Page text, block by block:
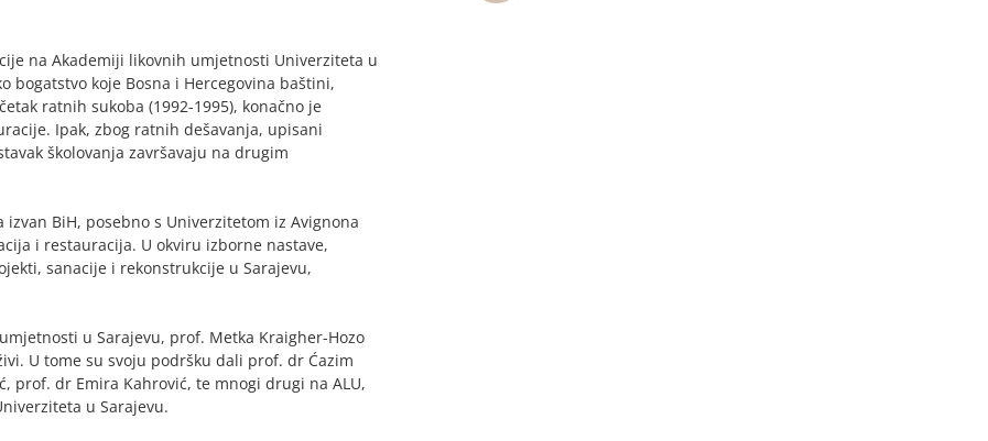
na Akademiji likovnih umjetnosti Univerziteta u
bogatstvo koje Bosna i Hercegovina baštini,
ratnih sukoba (1992-1995), konačno je
Ipak, zbog ratnih dešavanja, upisani
školovanja završavaju na drugim
BiH, posebno s Univerzitetom iz Avignona
i restauracija. U okviru izborne nastave,
sanacije i rekonstrukcije u Sarajevu,
u Sarajevu, prof. Metka Kraigher-Hozo
U tome su svoju podršku dali prof. dr Ćazim
prof. dr Emira Kahrović, te mnogi drugi na ALU,
u Sarajevu.